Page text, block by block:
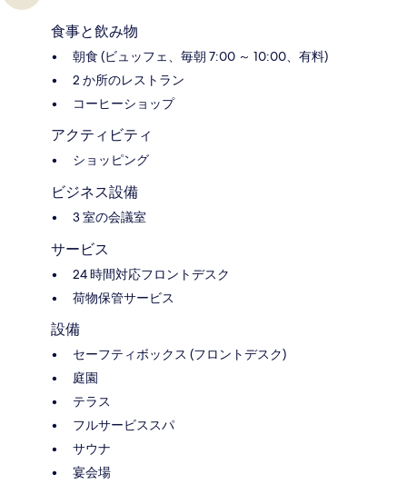
食事と飲み物
朝食 (ビュッフェ、毎朝 7:00 ～ 10:00、有料)
2 か所のレストラン
コーヒーショップ
アクティビティ
ショッピング
ビジネス設備
3 室の会議室
サービス
24 時間対応フロントデスク
荷物保管サービス
設備
セーフティボックス (フロントデスク)
庭園
テラス
フルサービススパ
サウナ
宴会場